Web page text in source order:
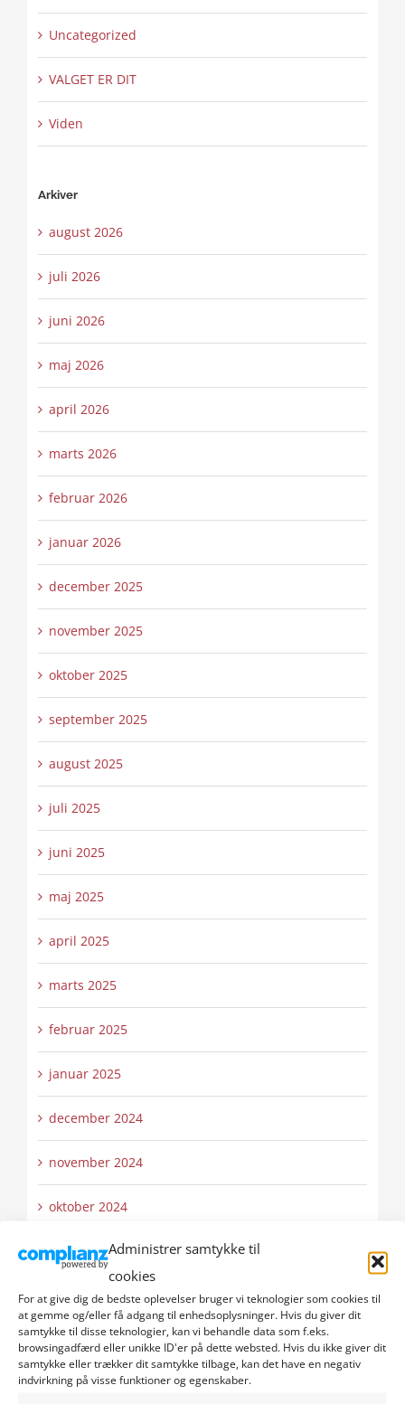
Administrer samtykke til
cookies
For at give dig de bedste oplevelser bruger vi teknologier som cookies til
at gemme og/eller få adgang til enhedsoplysninger. Hvis du giver dit
samtykke til disse teknologier, kan vi behandle data som f.eks.
browsingadfærd eller unikke ID'er på dette websted. Hvis du ikke giver dit
samtykke eller trækker dit samtykke tilbage, kan det have en negativ
indvirkning på visse funktioner og egenskaber.
Uncategorized
VALGET ER DIT
Viden
Arkiver
august 2026
juli 2026
juni 2026
maj 2026
april 2026
marts 2026
februar 2026
januar 2026
december 2025
november 2025
oktober 2025
september 2025
august 2025
juli 2025
juni 2025
maj 2025
april 2025
marts 2025
februar 2025
januar 2025
december 2024
november 2024
oktober 2024
september 2024
august 2024
juli 2024
juni 2024